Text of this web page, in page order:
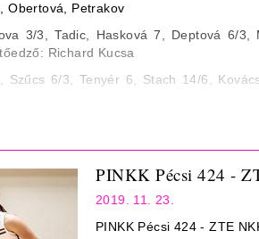
Stach 3) ill. 18 (Thompson 6)
ill. 11
Obertová, Petrakov
3/3, Tadic, Hasková 7, Deptová 6/
Richard Kucsa
Szűcs 6/3, Tenyér 6, Stach 14/6,
23/62 37% ill. 22/57 38%
5/20 25% ill. 3/12 25%
11/19 57% ill. 10/15 67%
Carter 9) ill. 36 (Landry 11)
PINKK Pécsi 424 -
2019. 11. 23.
PINKK Pécsi 424 - ZTE